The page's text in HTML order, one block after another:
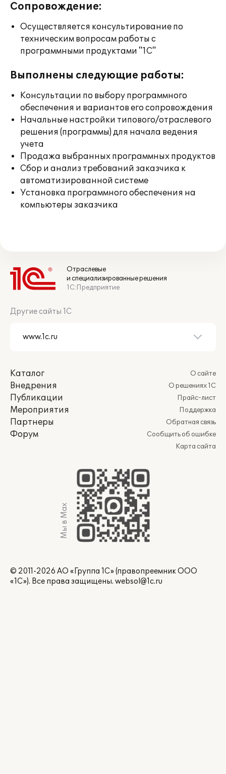
Сопровождение:
Осуществляется консультирование по
техническим вопросам работы с
программными продуктами "1С"
Выполнены следующие работы:
Консультации по выбору программного
обеспечения и вариантов его сопровождения
Начальные настройки типового/отраслевого
решения (программы) для начала ведения
учета
Продажа выбранных программных продуктов
Сбор и анализ требований заказчика к
автоматизированной системе
Установка программного обеспечения на
компьютеры заказчика
Отраслевые
и специализированные решения
1С:Предприятие
Другие сайты 1С
Каталог
Внедрения
Публикации
Мероприятия
Партнеры
Форум
О сайте
О решениях 1С
Прайс-лист
Поддержка
Обратная связь
Сообщить об ошибке
Карта сайта
Мы в Max
© 2011-2026 АО «Группа 1С» (правопреемник ООО
«1С»). Все права защищены. websol@1c.ru